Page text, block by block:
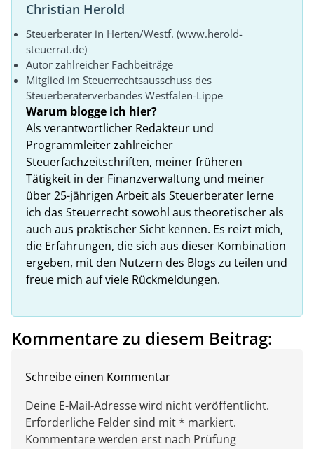
Christian Herold
Steuerberater in Herten/Westf. (www.herold-
steuerrat.de)
Autor zahlreicher Fachbeiträge
Mitglied im Steuerrechtsausschuss des
Steuerberaterverbandes Westfalen-Lippe
Warum blogge ich hier?
Als verantwortlicher Redakteur und
Programmleiter zahlreicher
Steuerfachzeitschriften, meiner früheren
Tätigkeit in der Finanzverwaltung und meiner
über 25-jährigen Arbeit als Steuerberater lerne
ich das Steuerrecht sowohl aus theoretischer als
auch aus praktischer Sicht kennen. Es reizt mich,
die Erfahrungen, die sich aus dieser Kombination
ergeben, mit den Nutzern des Blogs zu teilen und
freue mich auf viele Rückmeldungen.
Kommentare zu diesem Beitrag:
Schreibe einen Kommentar
Deine E-Mail-Adresse wird nicht veröffentlicht.
Erforderliche Felder sind mit * markiert.
Kommentare werden erst nach Prüfung